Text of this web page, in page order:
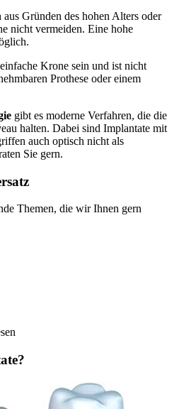
aus Gründen des hohen Alters oder
nicht vermeiden. Eine hohe
Krone sein und ist nicht
Prothese oder einem
gibt es moderne Verfahren, die die
halten. Dabei sind Implantate mit
auch optisch nicht als
Sie gern.
Themen, die wir Ihnen gern